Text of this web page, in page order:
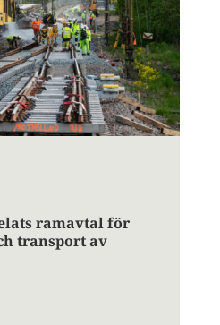
ramavtal för
transport av